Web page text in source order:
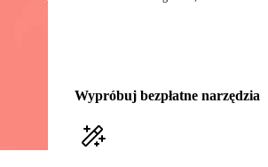
Wypróbuj bezpłatne narzędzia